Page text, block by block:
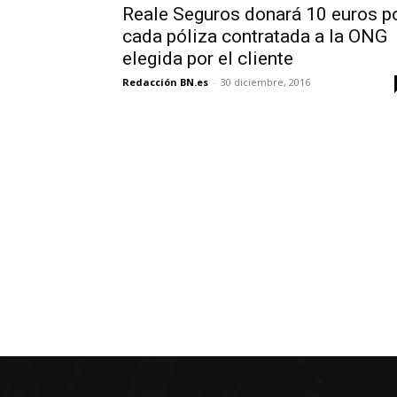
Reale Seguros donará 10 euros
cada póliza contratada a la ONG
elegida por el cliente
Redacción BN.es - 30 diciembre, 2016